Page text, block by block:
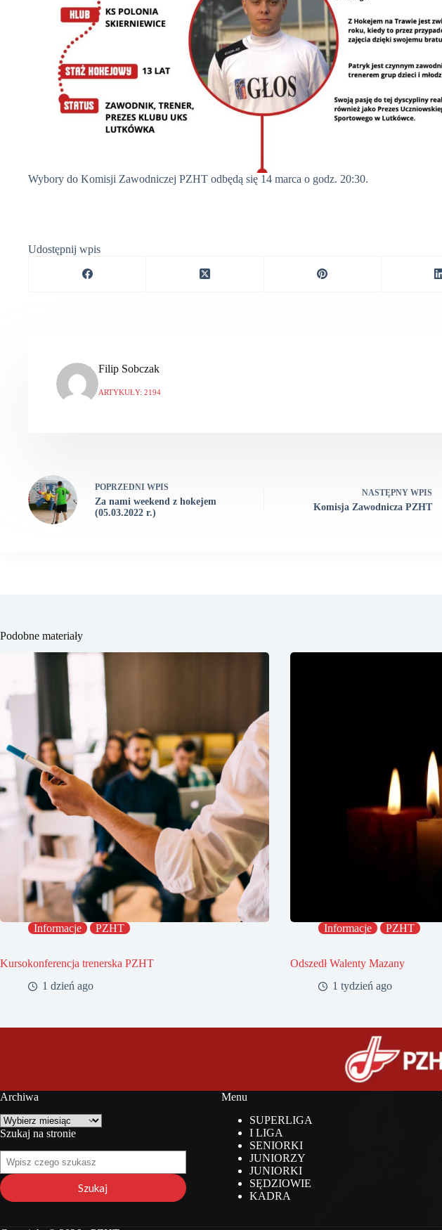
Wybory do Komisji Zawodniczej PZHT odbędą się 14 marca o godz. 20:30.
Udostępnij wpis
Filip Sobczak
ARTYKUŁY: 2194
POPRZEDNI WPIS
Za nami weekend z hokejem
(05.03.2022 r.)
NASTĘPNY WPIS
Komisja Zawodnicza PZHT
Podobne materiały
Informacje PZHT
Kursokonferencja trenerska PZHT
1 dzień ago
Informacje PZHT
Odszedł Walenty Mazany
1 tydzień ago
Archiwa
Archiwa
Szukaj na stronie
na
stronie
Szukaj
Menu
SUPERLIGA
I LIGA
SENIORKI
JUNIORZY
JUNIORKI
SĘDZIOWIE
KADRA